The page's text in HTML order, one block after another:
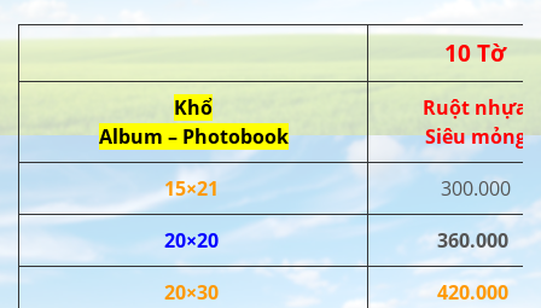
10 Tờ
Khổ
Album – Photobook
Ruột nhựa
Siêu mỏng
15×21
300.000
20×20
360.000
20×30
420.000